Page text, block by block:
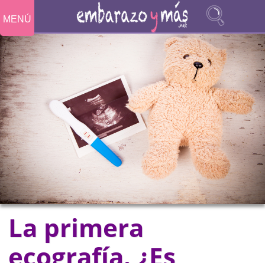
MENÚ
La primera
ecografía. ¿Es